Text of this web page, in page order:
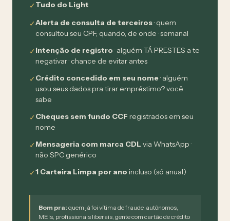
✓Tudo do Light
✓Alerta de consulta de terceiros· quem
consultou seu CPF, quando, de onde · semanal
✓Intenção de registro· alguém TÁ PRESTES a te
negativar · chance de evitar antes
✓Crédito concedido em seu nome· alguém
usou seus dados pra tirar empréstimo? você
sabe
✓Cheques sem fundo CCF registrados em seu
nome
✓Mensageria com marca CDL via WhatsApp ·
não SPC genérico
✓1 Carteira Limpa por ano incluso (só anual)
Bom pra: quem já foi vítima de fraude, autônomos,
MEIs, profissionais liberais, gente com cartão de crédito